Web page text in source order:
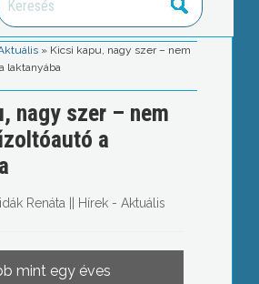
» Kicsi kapu, nagy szer – nem
laktanyába
nagy szer – nem
a
Renáta Hírek - Aktuális
mint egy éves